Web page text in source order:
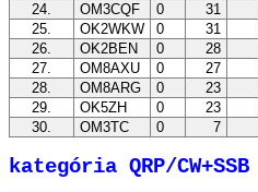
24.
OM3CQF 0 31
25.
OK2WKW 0 31
26.
OK2BEN 0 28
27.
OM8AXU 0 27
28.
OM8ARG 0 23
29.
OK5ZH 0 23
30.
OM3TC 0 7
kategória QRP/CW+SSB